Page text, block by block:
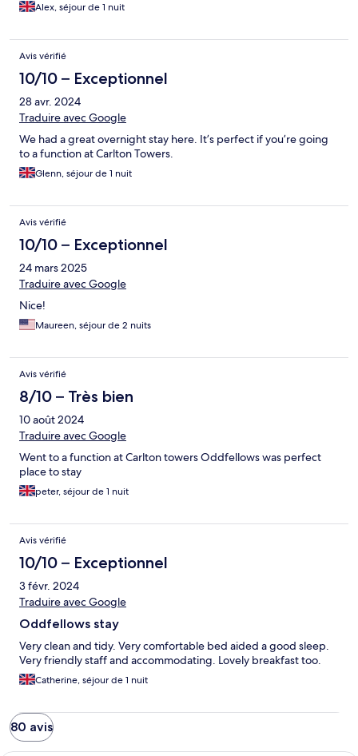
Alex, séjour de 1 nuit
Avis vérifié
10/10 – Exceptionnel
28 avr. 2024
Traduire avec Google
We had a great overnight stay here. It’s perfect if you’re going
to a function at Carlton Towers.
Glenn, séjour de 1 nuit
Avis vérifié
10/10 – Exceptionnel
24 mars 2025
Traduire avec Google
Nice!
Maureen, séjour de 2 nuits
Avis vérifié
8/10 – Très bien
10 août 2024
Traduire avec Google
Went to a function at Carlton towers Oddfellows was perfect
place to stay
peter, séjour de 1 nuit
Avis vérifié
10/10 – Exceptionnel
3 févr. 2024
Traduire avec Google
Oddfellows stay
Very clean and tidy. Very comfortable bed aided a good sleep.
Very friendly staff and accommodating. Lovely breakfast too.
Catherine, séjour de 1 nuit
80 avis